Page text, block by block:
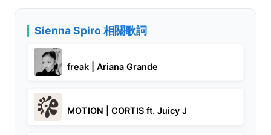
Sienna Spiro 相關歌詞
freak | Ariana Grande
MOTION | CORTIS ft. Juicy J